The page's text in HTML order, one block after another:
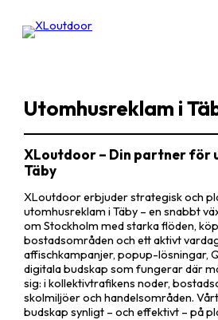
Utomhusreklam i
XLoutdoor – Din partner för
Täby
XLoutdoor erbjuder strategisk och
utomhusreklam i Täby – en snabbt
om Stockholm med starka flöden,
bostadsområden och ett aktivt
affischkampanjer, popup-lösningar,
digitala budskap som fungerar där
sig: i kollektivtrafikens noder,
skolmiljöer och handelsområden.
budskap synligt – och effektivt – på